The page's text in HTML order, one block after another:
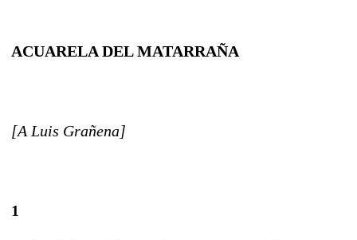
ACUARELA DEL MATARRAÑA
[A Luis Grañena]
1